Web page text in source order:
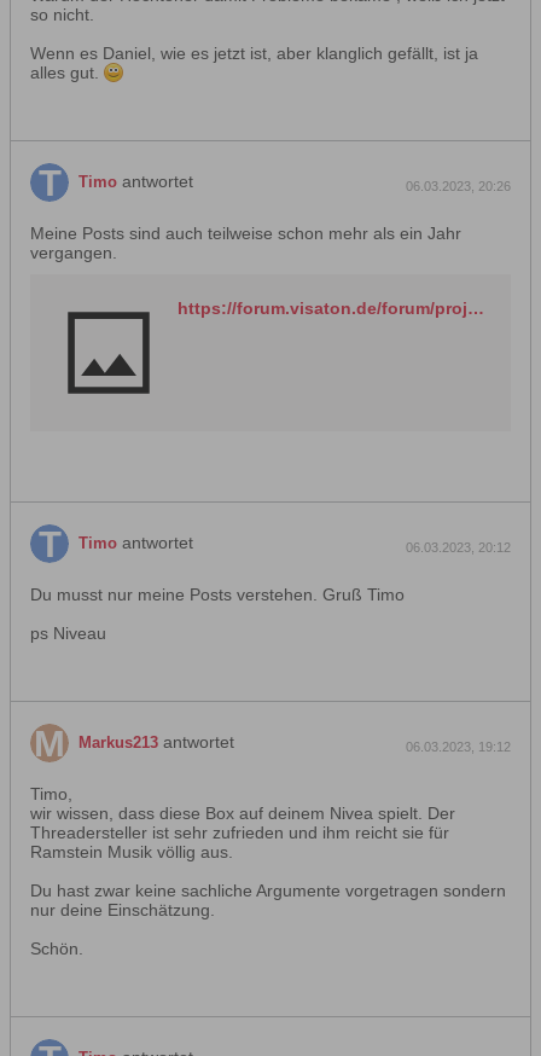
so nicht.
Wenn es Daniel, wie es jetzt ist, aber klanglich gefällt, ist ja
alles gut.
Timo antwortet 06.03.2023, 20:26
Meine Posts sind auch teilweise schon mehr als ein Jahr
vergangen.
https://forum.visaton.de/forum/projektplanung/692405-ht21-2-tiw250xs-bassreflexstandbox?p=692859#post692859
Timo antwortet 06.03.2023, 20:12
Du musst nur meine Posts verstehen. Gruß Timo
ps Niveau
Markus213 antwortet 06.03.2023, 19:12
Timo,
wir wissen, dass diese Box auf deinem Nivea spielt. Der
Threadersteller ist sehr zufrieden und ihm reicht sie für
Ramstein Musik völlig aus.
Du hast zwar keine sachliche Argumente vorgetragen sondern
nur deine Einschätzung.
Schön.